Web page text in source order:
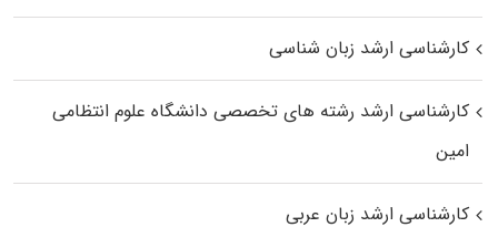
کارشناسی ارشد زبان شناسی
کارشناسی ارشد رﺷﺘﻪ ﻫﺎی تخصصی داﻧﺸﮕﺎه ﻋﻠﻮم انتظامی
اﻣﻴﻦ
کارشناسی ارشد زبان عربی